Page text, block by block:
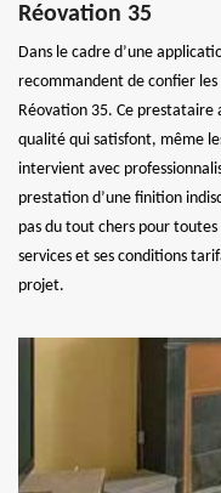
Réovation 35
Dans le cadre d’une
recommandent de confier les
Réovation 35. Ce
qualité qui satisfont, même
intervient avec
prestation d’une finition
pas du tout chers pour
services et ses conditions
projet.